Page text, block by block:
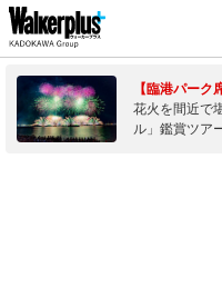
【臨港パーク
花火を間近で
ル」鑑賞ツア